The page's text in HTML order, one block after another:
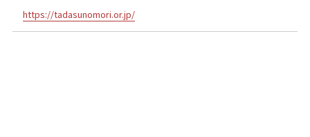
https://tadasunomori.or.jp/